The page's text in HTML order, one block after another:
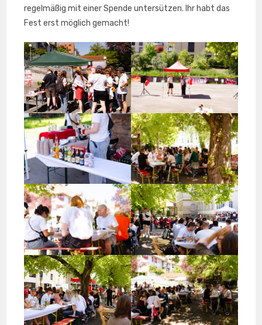
regelmäßig mit einer Spende untersützen. Ihr habt das
Fest erst möglich gemacht!